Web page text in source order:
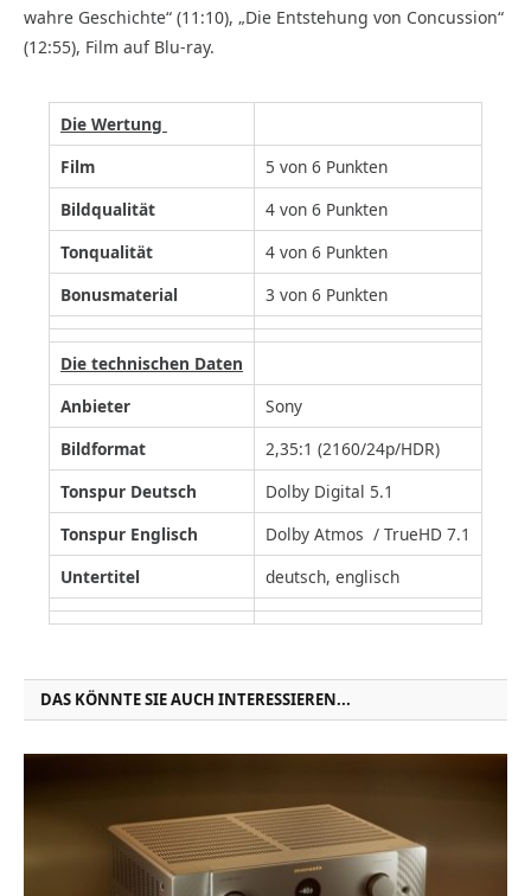
wahre Geschichte“ (11:10), „Die Entstehung von Concussion“
(12:55), Film auf Blu-ray.
Die Wertung
Film
5 von 6 Punkten
Bildqualität
4 von 6 Punkten
Tonqualität
4 von 6 Punkten
Bonusmaterial
3 von 6 Punkten
Die technischen Daten
Anbieter
Sony
Bildformat
2,35:1 (2160/24p/HDR)
Tonspur Deutsch
Dolby Digital 5.1
Tonspur Englisch
Dolby Atmos / TrueHD 7.1
Untertitel
deutsch, englisch
DAS KÖNNTE SIE AUCH INTERESSIEREN...